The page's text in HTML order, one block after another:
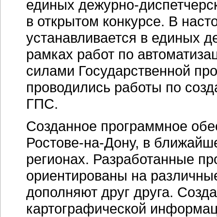
единых дежурно-
в открытом конкурсе. В
устанавливается в единых
рамках работ по
силами Государственной
проводились работы по
ГПС.
Созданное программное
Ростове-на-Дону, в
регионах. Разработанные
ориентированы на
дополняют друг друга.
картографической